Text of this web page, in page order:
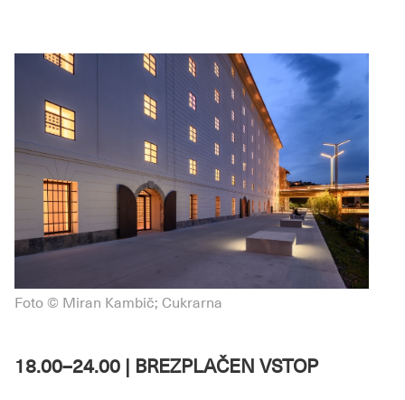
Foto © Miran Kambič; Cukrarna
18.00–24.00 | BREZPLAČEN VSTOP